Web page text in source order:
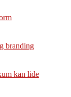
branding
kan lide